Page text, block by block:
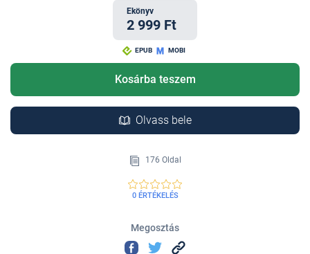
Ekönyv
2 999 Ft
EPUB MOBI
Kosárba teszem
Olvass bele
176 Oldal
0 ÉRTÉKELÉS
Megosztás